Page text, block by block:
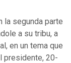
la segunda parte
a su tribu, a
en un tema que
presidente, 20-